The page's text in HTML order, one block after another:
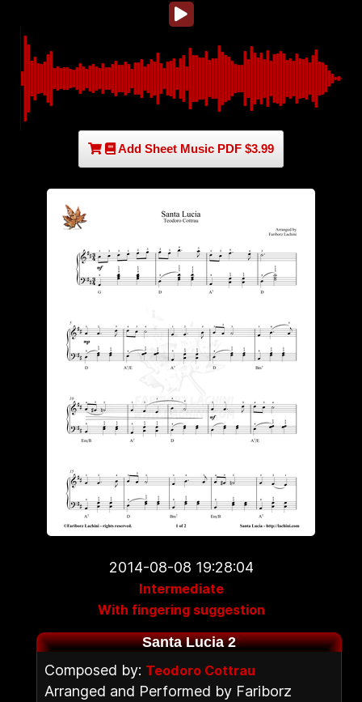
Add Sheet Music PDF $3.99
2014-08-08 19:28:04
Intermediate
With fingering suggestion
Santa Lucia 2
Composed by: Teodoro Cottrau
Arranged and Performed by Fariborz